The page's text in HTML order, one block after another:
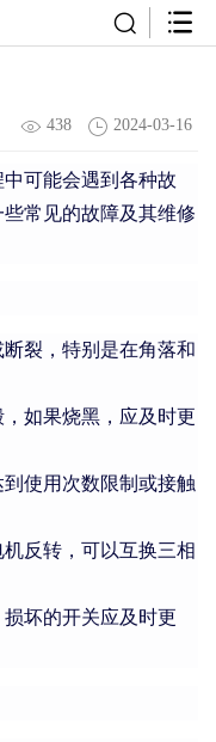
438 2024-03-16
可能会遇到各种故
常见的故障及其维修
裂，特别是在角落和
如果烧黑，应及时更
使用次数限制或接触
反转，可以互换三相
坏的开关应及时更